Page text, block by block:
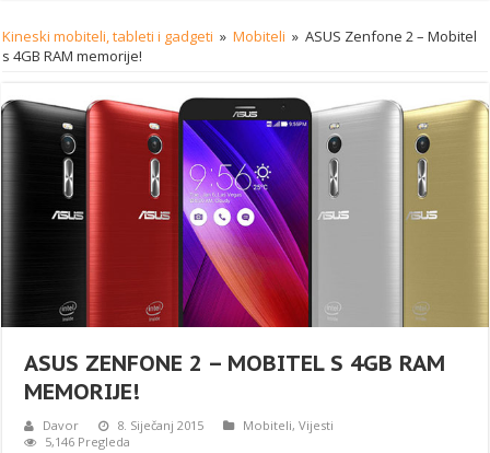
Kineski mobiteli, tableti i gadgeti » Mobiteli » ASUS Zenfone 2 – Mobitel
s 4GB RAM memorije!
ASUS ZENFONE 2 – MOBITEL S 4GB RAM
MEMORIJE!
Davor 8. Siječanj 2015 Mobiteli,Vijesti
5,146 Pregleda